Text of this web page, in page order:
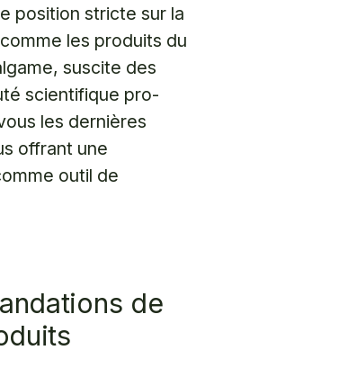
position stricte sur la
les produits du
suscite des
scientifique pro-
les dernières
offrant une
outil de
de